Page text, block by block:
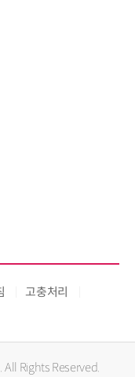
고충처리
Rights Reserved.